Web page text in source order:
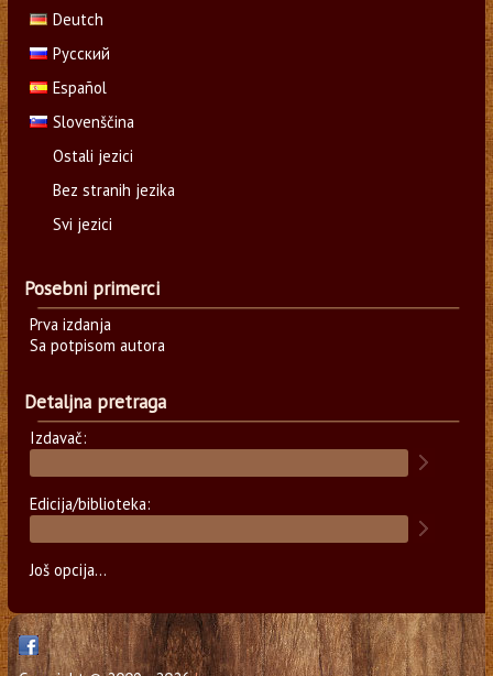
Deutch
Русский
Español
Slovenščina
Ostali jezici
Bez stranih jezika
Svi jezici
Posebni primerci
Prva izdanja
Sa potpisom autora
Detaljna pretraga
Izdavač:
Edicija/biblioteka:
Još opcija...